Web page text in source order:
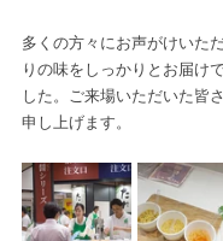
多くの方々にお声がけいた
りの味をしっかりとお届け
した。ご来場いただいた皆
申し上げます。